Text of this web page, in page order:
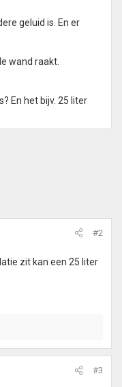
geluid is. En er
wand raakt.
En het bijv. 25 liter
#2
zit kan een 25 liter
#3